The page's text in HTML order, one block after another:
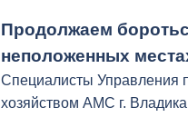
Федерации
ответственность (при
некоторых случаях и
Продолжаем
неположенных
Специалисты Управления
хозяйством АМС г.